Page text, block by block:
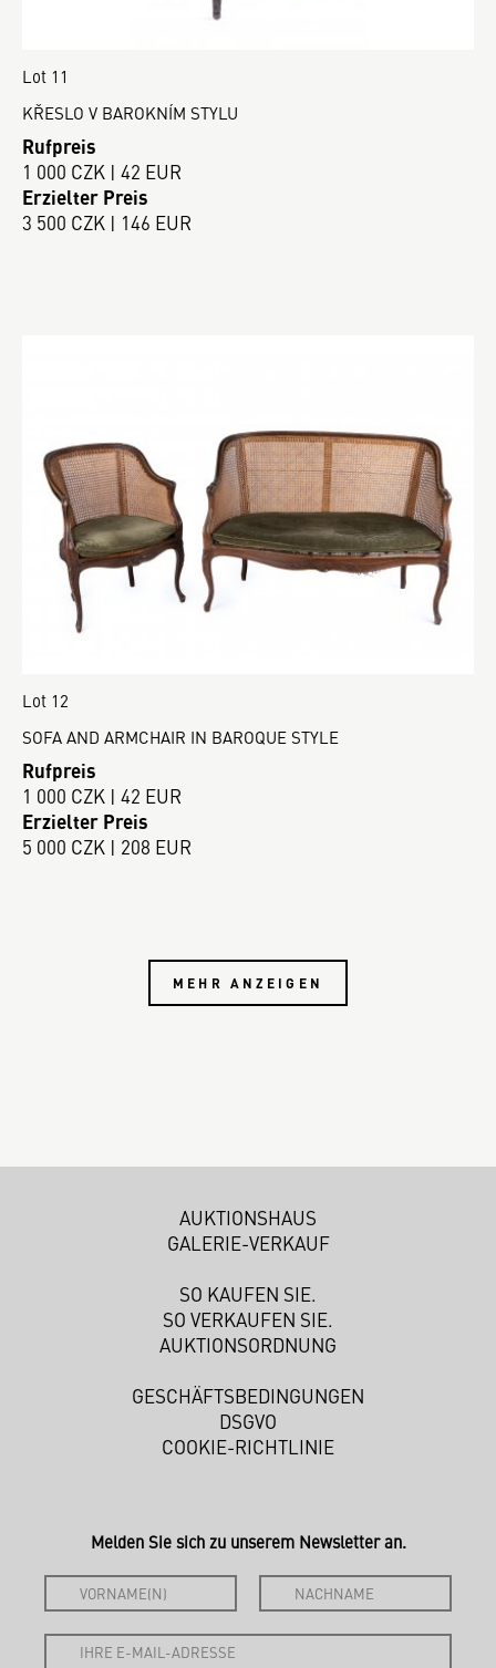
Lot 11
KŘESLO V BAROKNÍM STYLU
Rufpreis
1 000 CZK | 42 EUR
Erzielter Preis
3 500 CZK | 146 EUR
Lot 12
SOFA AND ARMCHAIR IN BAROQUE STYLE
Rufpreis
1 000 CZK | 42 EUR
Erzielter Preis
5 000 CZK | 208 EUR
MEHR ANZEIGEN
AUKTIONSHAUS
GALERIE-VERKAUF
SO KAUFEN SIE.
SO VERKAUFEN SIE.
AUKTIONSORDNUNG
GESCHÄFTSBEDINGUNGEN
DSGVO
COOKIE-RICHTLINIE
Melden Sie sich zu unserem Newsletter an.